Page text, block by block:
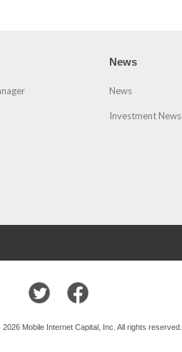
News
News
Investment News
Mobile Internet Capital, Inc. All rights reserved.